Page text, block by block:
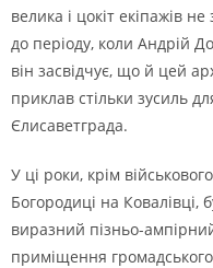
велика i цокiт екiпажiв не
до перiоду, коли Андрiй
вiн засвiдчує, що й цей
приклав стiльки зусиль
Єлисаветграда.
У цi роки, крiм
Богородицi на Ковалiвцi,
виразний пiзньо-
примiщення